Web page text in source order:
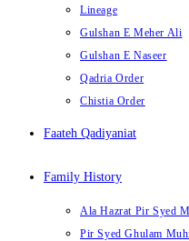
Lineage
Gulshan E Meher Ali
Gulshan E Naseer
Qadria Order
Chistia Order
Faateh Qadiyaniat
Family History
Ala Hazrat Pir Syed
Pir Syed Ghulam